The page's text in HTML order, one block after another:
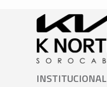
INSTITUCIONAL